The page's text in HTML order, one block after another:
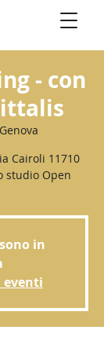
- con
Genova
Cairoli 11710
studio Open
in
eventi